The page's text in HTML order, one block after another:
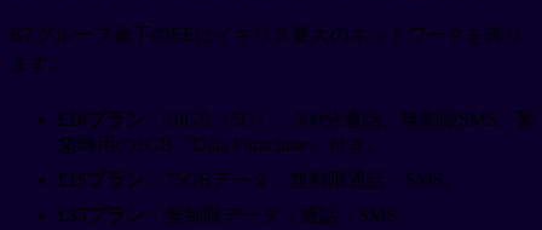
BTグループ傘下のEEはイギリス最大のネットワークを誇り
ます。
£10プラン ：10GB（5G）、500分通話、無制限SMS、緊
急時用の1GB「Data Parachute」付き。
£15プラン ：75GBデータ、無制限通話・SMS。
£35プラン ：無制限データ・通話・SMS。